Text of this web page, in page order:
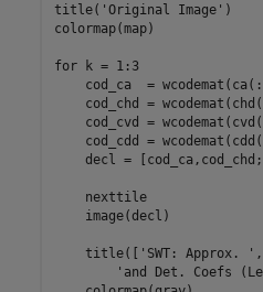
title( 'Original Image' )
colormap(map)
for k = 1:3
cod_ca  =
cod_chd =
cod_cvd =
cod_cdd =
decl =
    nexttile
    image(decl)
    title([
'SWT: Approx. ' ,
'and Det. Coefs